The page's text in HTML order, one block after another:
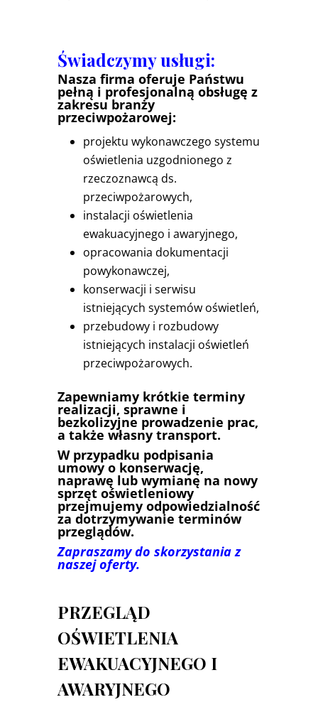
Świadczymy usługi:
Nasza firma oferuje Państwu
pełną i profesjonalną obsługę z
zakresu branży
przeciwpożarowej:
projektu wykonawczego systemu
oświetlenia uzgodnionego z
rzeczoznawcą ds.
przeciwpożarowych,
instalacji oświetlenia
ewakuacyjnego i awaryjnego,
opracowania dokumentacji
powykonawczej,
konserwacji i serwisu
istniejących systemów oświetleń,
przebudowy i rozbudowy
istniejących instalacji oświetleń
przeciwpożarowych.
Zapewniamy krótkie terminy
realizacji, sprawne i
bezkolizyjne prowadzenie prac,
a także własny transport.
W przypadku podpisania
umowy o konserwację,
naprawę lub wymianę na nowy
sprzęt oświetleniowy
przejmujemy odpowiedzialność
za dotrzymywanie terminów
przeglądów.
Zapraszamy do skorzystania z
naszej oferty.
PRZEGLĄD
OŚWIETLENIA
EWAKUACYJNEGO I
AWARYJNEGO